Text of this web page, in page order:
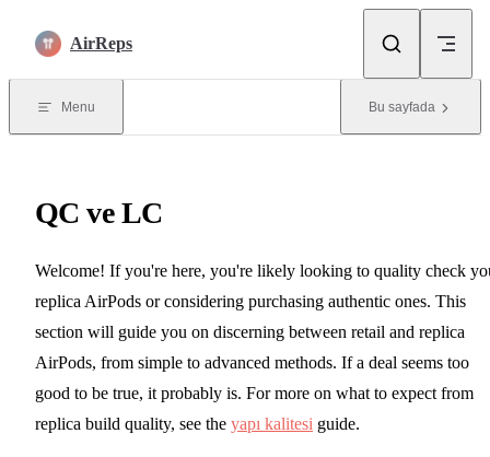
AirReps
Menu Bu sayfada
QC ve LC
Welcome! If you're here, you're likely looking to quality check
replica AirPods or considering purchasing authentic ones. This
section will guide you on discerning between retail and replica
AirPods, from simple to advanced methods. If a deal seems too
good to be true, it probably is. For more on what to expect from
replica build quality, see the yapı kalitesi guide.